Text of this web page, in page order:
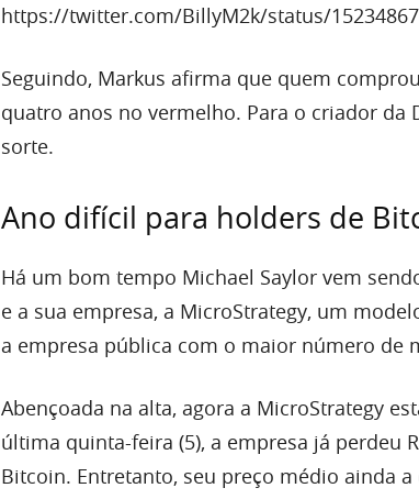
https://twitter.com/BillyM2k/status/
Seguindo, Markus afirma que quem
quatro anos no vermelho. Para o criador da
sorte.
Ano difícil para holders de
Há um bom tempo Michael Saylor vem
e a sua empresa, a MicroStrategy, um
a empresa pública com o maior número de
Abençoada na alta, agora a MicroStrategy
última quinta-feira (5), a empresa já perdeu
Bitcoin. Entretanto, seu preço médio ainda a